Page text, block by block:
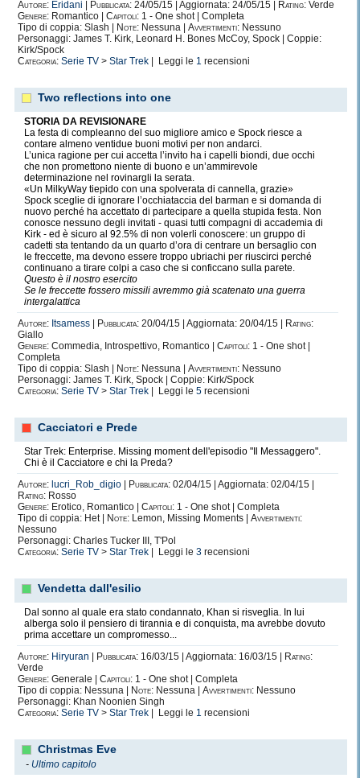
Autore: Eridani Pubblicata: 24/05/15 | Aggiornata: 24/05/15 | Rating: Verde
Genere: Romantico | Capitoli: 1 - One shot | Completa
Tipo di coppia: Slash |
Note: Nessuna | Avvertimenti: Nessuno
Personaggi: James T. Kirk, Leonard H. Bones McCoy, Spock | Coppie:
Kirk/Spock
Categoria: Serie TV > Star Trek | Leggi le 1 recensioni
Two reflections into one
STORIA DA REVISIONARE
La festa di compleanno del suo migliore amico e Spock riesce a
contare almeno ventidue buoni motivi per non andarci.
L’unica ragione per cui accetta l’invito ha i capelli biondi, due occhi
che non promettono niente di buono e un’ammirevole
determinazione nel rovinargli la serata.
«Un MilkyWay tiepido con una spolverata di cannella, grazie»
Spock sceglie di ignorare l’occhiataccia del barman e si domanda di
nuovo perché ha accettato di partecipare a quella stupida festa. Non
conosce nessuno degli invitati - quasi tutti compagni di accademia di
Kirk - ed è sicuro al 92.5% di non volerli conoscere: un gruppo di
cadetti sta tentando da un quarto d’ora di centrare un bersaglio con
le freccette, ma devono essere troppo ubriachi per riuscirci perché
continuano a tirare colpi a caso che si conficcano sulla parete.
Questo è il nostro esercito
Se le freccette fossero missili avremmo già scatenato una guerra
intergalattica
Autore: Itsamess Pubblicata: 20/04/15 | Aggiornata: 20/04/15 |
Rating:
Giallo
Genere: Commedia, Introspettivo, Romantico | Capitoli: 1 - One shot |
Completa
Tipo di coppia: Slash |
Note: Nessuna | Avvertimenti: Nessuno
Personaggi: James T. Kirk, Spock | Coppie: Kirk/Spock
Categoria: Serie TV > Star Trek | Leggi le 5 recensioni
Cacciatori e Prede
Star Trek: Enterprise. Missing moment dell'episodio "Il Messaggero".
Chi è il Cacciatore e chi la Preda?
Autore: lucri_Rob_digio Pubblicata: 02/04/15 | Aggiornata: 02/04/15 |
Rating: Rosso
Genere: Erotico, Romantico | Capitoli: 1 - One shot | Completa
Tipo di coppia: Het |
Note: Lemon, Missing Moments | Avvertimenti:
Nessuno
Personaggi: Charles Tucker III, T'Pol
Categoria: Serie TV > Star Trek | Leggi le 3 recensioni
Vendetta dall'esilio
Dal sonno al quale era stato condannato, Khan si risveglia. In lui
alberga solo il pensiero di tirannia e di conquista, ma avrebbe dovuto
prima accettare un compromesso...
Autore: Hiryuran Pubblicata: 16/03/15 | Aggiornata: 16/03/15 |
Rating:
Verde
Genere: Generale | Capitoli: 1 - One shot | Completa
Tipo di coppia: Nessuna |
Note: Nessuna | Avvertimenti: Nessuno
Personaggi: Khan Noonien Singh
Categoria: Serie TV > Star Trek | Leggi le 1 recensioni
Christmas Eve
- Ultimo capitolo